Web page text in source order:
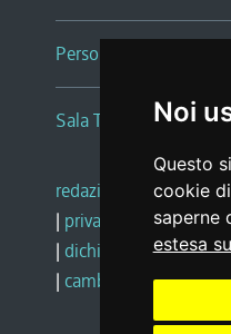
Noi
Questo
cookie
saperne
estesa
Persone e Uffici
Sala Tiziano Tessitori
redazione web |note
| privacy
social
| dichiarazione di
| cambio preferenze